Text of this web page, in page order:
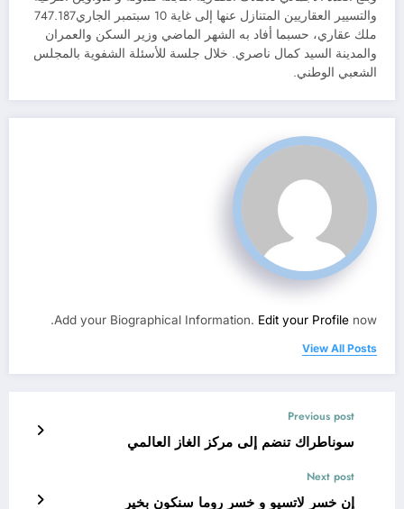
والتسيير العقاريين المتنازل عنها إلى غاية 10 سبتمبر الجاري747.187
ملك عقاري، حسبما أفاد به الشهر الماضي وزير السكن والعمران
والمدينة السيد كمال ناصري. خلال جلسة للأسئلة الشفوية بالمجلس
الشعبي الوطني.
Add your Biographical Information. Edit your Profile now.
View All Posts
Previous post
سوناطراك تنضم إلى مركز الغاز العالمي
Next post
إن خسر لاتسيو و خسر روما سنكون بخير